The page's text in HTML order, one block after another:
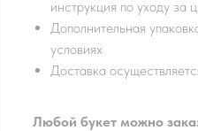
инструкция по уходу за
Дополнительная
условиях
Доставка
Любой букет можно